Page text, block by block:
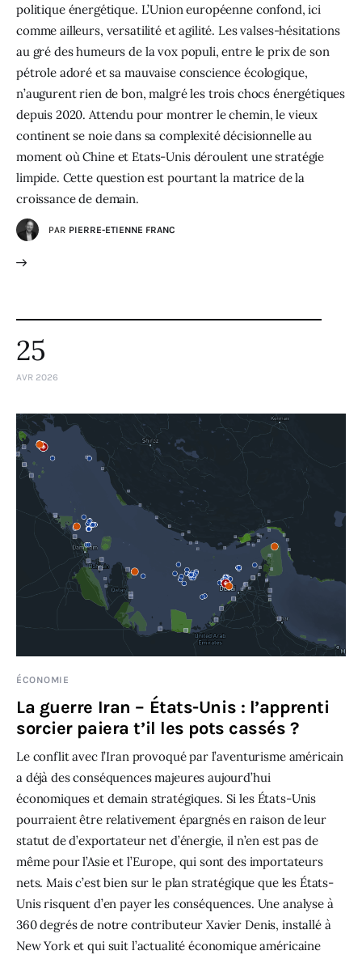
politique énergétique. L’Union européenne confond, ici
comme ailleurs, versatilité et agilité. Les valses-hésitations
au gré des humeurs de la vox populi, entre le prix de son
pétrole adoré et sa mauvaise conscience écologique,
n’augurent rien de bon, malgré les trois chocs énergétiques
depuis 2020. Attendu pour montrer le chemin, le vieux
continent se noie dans sa complexité décisionnelle au
moment où Chine et Etats-Unis déroulent une stratégie
limpide. Cette question est pourtant la matrice de la
croissance de demain.
PAR PIERRE-ETIENNE FRANC
25
AVR 2026
ÉCONOMIE
La guerre Iran – États-Unis : l’apprenti
sorcier paiera t’il les pots cassés ?
Le conflit avec l’Iran provoqué par l’aventurisme américain
a déjà des conséquences majeures aujourd’hui
économiques et demain stratégiques. Si les États-Unis
pourraient être relativement épargnés en raison de leur
statut de d’exportateur net d’énergie, il n’en est pas de
même pour l’Asie et l’Europe, qui sont des importateurs
nets. Mais c’est bien sur le plan stratégique que les États-
Unis risquent d’en payer les conséquences. Une analyse à
360 degrés de notre contributeur Xavier Denis, installé à
New York et qui suit l’actualité économique américaine